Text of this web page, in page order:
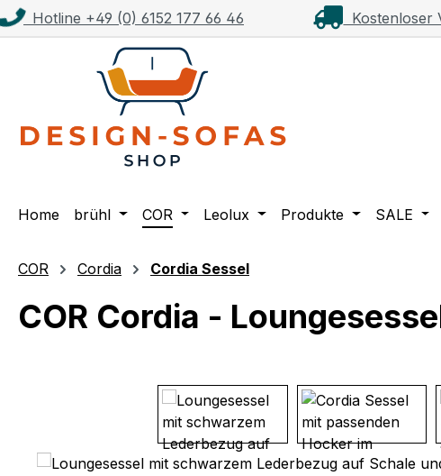
Hauptinhalt springen
Zur Suche springen
Zur Hauptnavigation springen
Hotline +49 (0) 6152 177 66 46 Kostenloser
Home brühl COR Leolux Produkte SALE
COR Cordia Cordia Sessel
COR Cordia -
Bildergalerie überspringen